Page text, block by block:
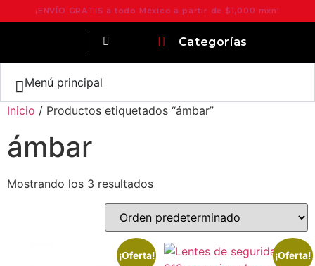
¡ENVÍO GRATIS a todo México a partir de $1,000 mxn!
Categorías
Menú principal
Inicio / Productos etiquetados “ámbar”
ámbar
Mostrando los 3 resultados
¡Oferta! ¡Oferta!